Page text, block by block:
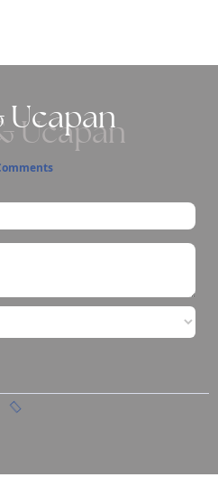
Ucapan